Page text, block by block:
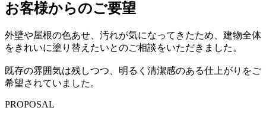
お客様からのご要望
外壁や屋根の色あせ、汚れが気になってきたため、建物全体
をきれいに塗り替えたいとのご相談をいただきました。
既存の雰囲気は残しつつ、明るく清潔感のある仕上がりをご
希望されていました。
PROPOSAL